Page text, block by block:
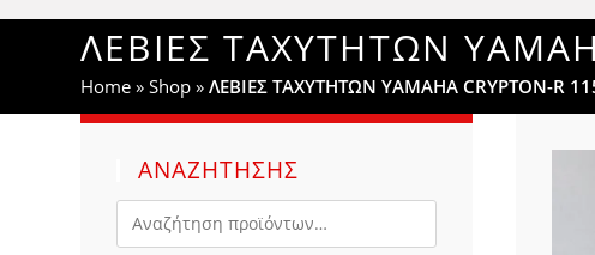
WEBSITE
SEARCH
ΛΕΒΙΕΣ ΤΑΧΥΤΗΤΩΝ
Home »Shop »ΛΕΒΙΕΣ ΤΑΧΥΤΗΤΩΝ YAMAHA CRYPTON-R
ΑΝΑΖΗΤΗΣΗΣ